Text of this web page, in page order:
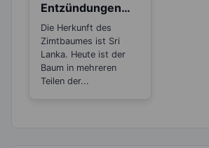
Entzündungen
und Rheuma
Die Herkunft des
Zimtbaumes ist Sri
Lanka. Heute ist der
Baum in mehreren
Teilen der...